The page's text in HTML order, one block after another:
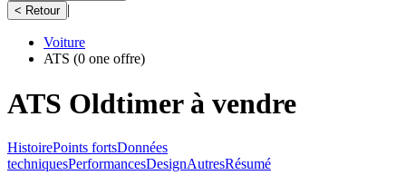
< Retour |
Voiture
ATS (0 one offre)
ATS Oldtimer à vendre
HistoirePoints fortsDonnées
techniquesPerformancesDesignAutresRésumé